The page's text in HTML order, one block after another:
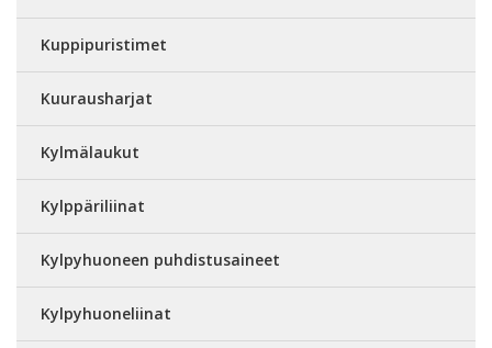
Kuppipuristimet
Kuurausharjat
Kylmälaukut
Kylppäriliinat
Kylpyhuoneen puhdistusaineet
Kylpyhuoneliinat